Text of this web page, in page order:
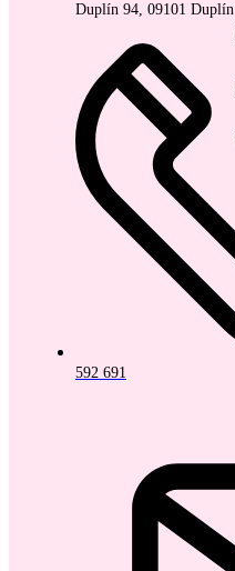
Duplín 94, 09101 Duplín
592 691